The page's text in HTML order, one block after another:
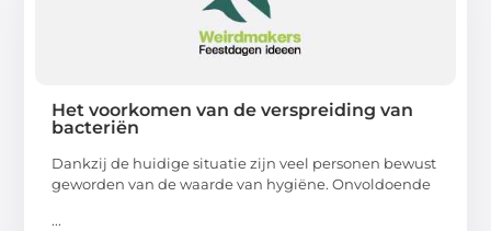
Het voorkomen van de verspreiding van
bacteriën
Dankzij de huidige situatie zijn veel personen bewust
geworden van de waarde van hygiëne. Onvoldoende
...